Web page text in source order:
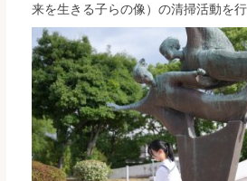
来を生きる子らの像）の清掃活動を